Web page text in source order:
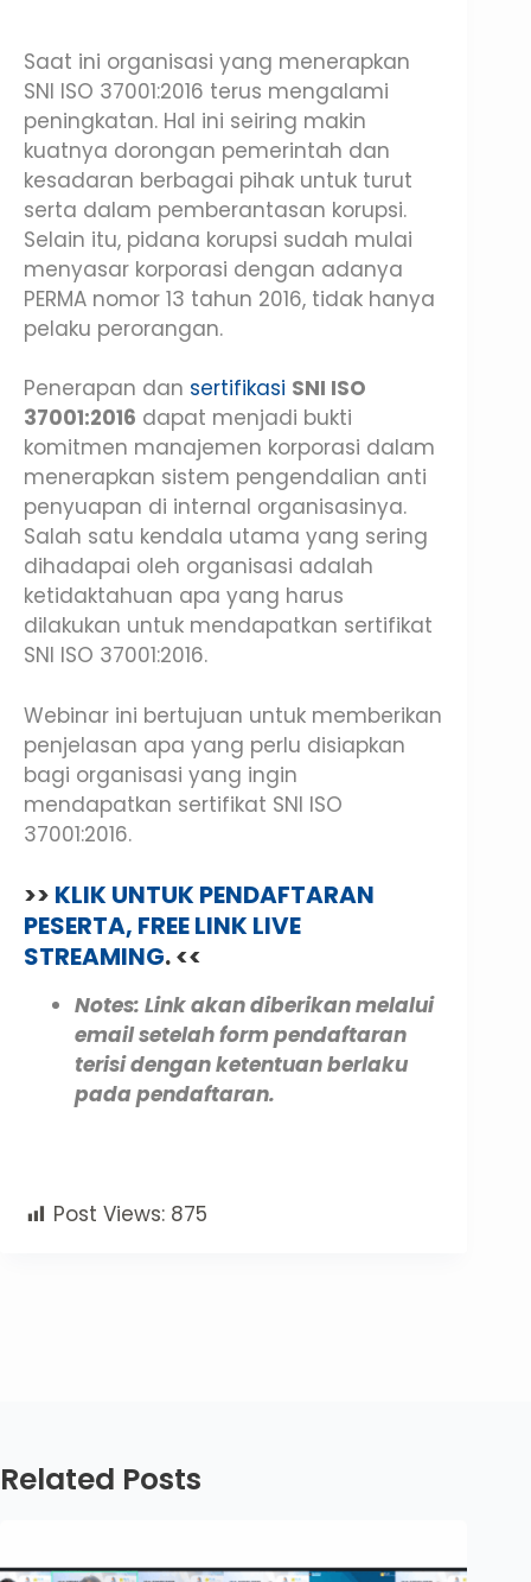
Saat ini organisasi yang menerapkan
SNI ISO 37001:2016 terus mengalami
peningkatan. Hal ini seiring makin
kuatnya dorongan pemerintah dan
kesadaran berbagai pihak untuk turut
serta dalam pemberantasan korupsi.
Selain itu, pidana korupsi sudah mulai
menyasar korporasi dengan adanya
PERMA nomor 13 tahun 2016, tidak hanya
pelaku perorangan.
Penerapan dan sertifikasi SNI ISO
37001:2016 dapat menjadi bukti
komitmen manajemen korporasi dalam
menerapkan sistem pengendalian anti
penyuapan di internal organisasinya.
Salah satu kendala utama yang sering
dihadapai oleh organisasi adalah
ketidaktahuan apa yang harus
dilakukan untuk mendapatkan sertifikat
SNI ISO 37001:2016.
Webinar ini bertujuan untuk memberikan
penjelasan apa yang perlu disiapkan
bagi organisasi yang ingin
mendapatkan sertifikat SNI ISO
37001:2016.
>> KLIK UNTUK PENDAFTARAN
PESERTA, FREE LINK LIVE
STREAMING. <<
Notes: Link akan diberikan melalui
email setelah form pendaftaran
terisi dengan ketentuan berlaku
pada pendaftaran.
Post Views: 875
Related Posts